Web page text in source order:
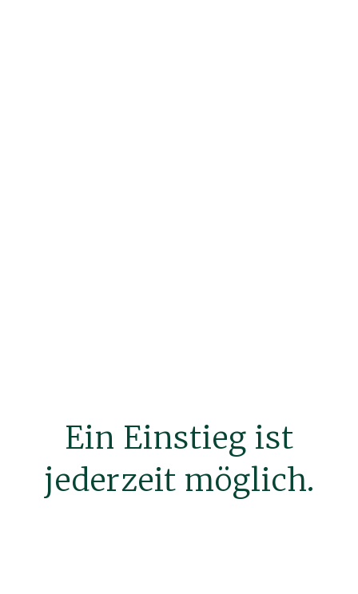
Ein Einstieg ist
jederzeit möglich.